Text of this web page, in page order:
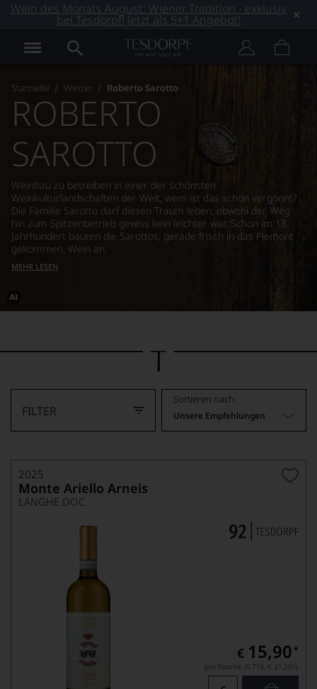
Wein des Monats August: Wiener Tradition - exklusiv
bei Tesdorpf! Jetzt als 5+1 Angebot!
Startseite Winzer Roberto Sarotto
Dieses
von
ROBERTO
SAROTTO
Weinbau zu betreiben in einer der schönsten
Weinkulturlandschaften der Welt, wem ist das schon vergönnt?
Die Familie Sarotto darf diesen Traum leben, obwohl der Weg
hin zum Spitzenbetrieb gewiss kein leichter war. Schon im 18.
Jahrhundert bauten die Sarottos, gerade frisch in das Piemont
gekommen, Wein an.
MEHR LESEN
FILTER
Sortieren nach:
Unsere Empfehlungen
2025
Monte Ariello Arneis
LANGHE DOC
€ 15,90 *
pro Flasche (0.75l), € 21,20/L